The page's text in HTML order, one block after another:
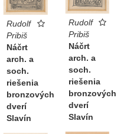
Rudolf
Pribiš
Náčrt
arch. a
soch.
riešenia
bronzových
dverí
Slavín
Rudolf
Pribiš
Náčrt
arch. a
soch.
riešenia
bronzových
dverí
Slavín